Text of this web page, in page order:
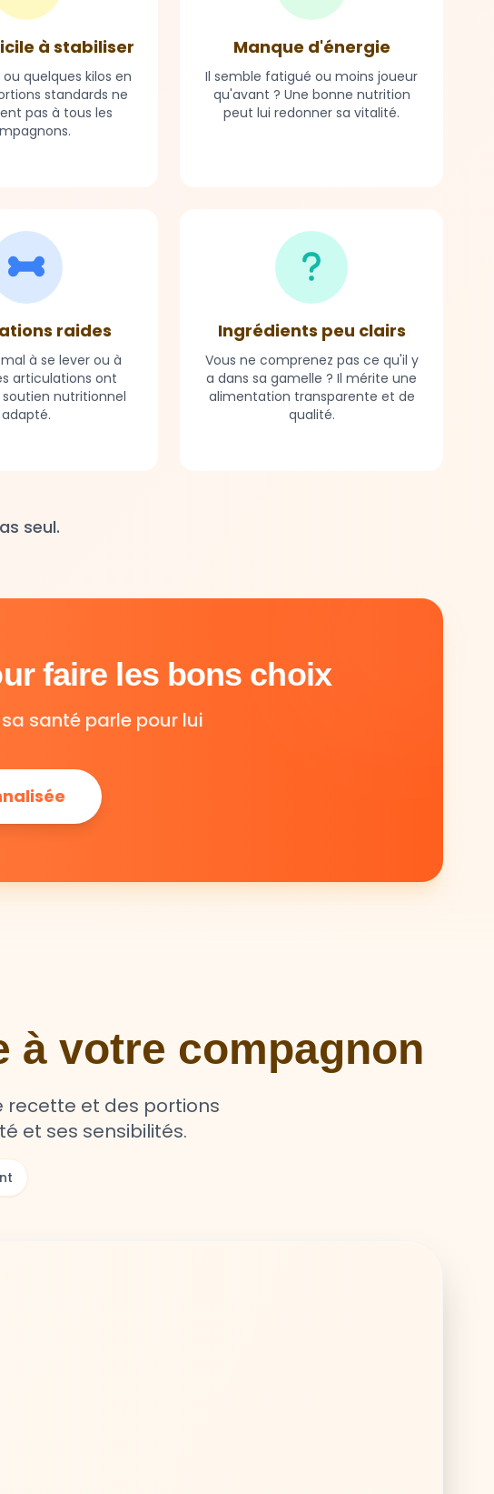
à stabiliser
quelques kilos en
standards ne
pas à tous les
Manque d'énergie
Il semble fatigué ou moins joueur
qu'avant ? Une bonne nutrition
peut lui redonner sa vitalité.
raides
à se lever ou à
articulations ont
nutritionnel
adapté.
Ingrédients peu clairs
Vous ne comprenez pas ce qu'il y
a dans sa gamelle ? Il mérite une
alimentation transparente et de
qualité.
seul.
faire les bons choix
santé parle pour lui
à votre compagnon
recette et des portions
et ses sensibilités.